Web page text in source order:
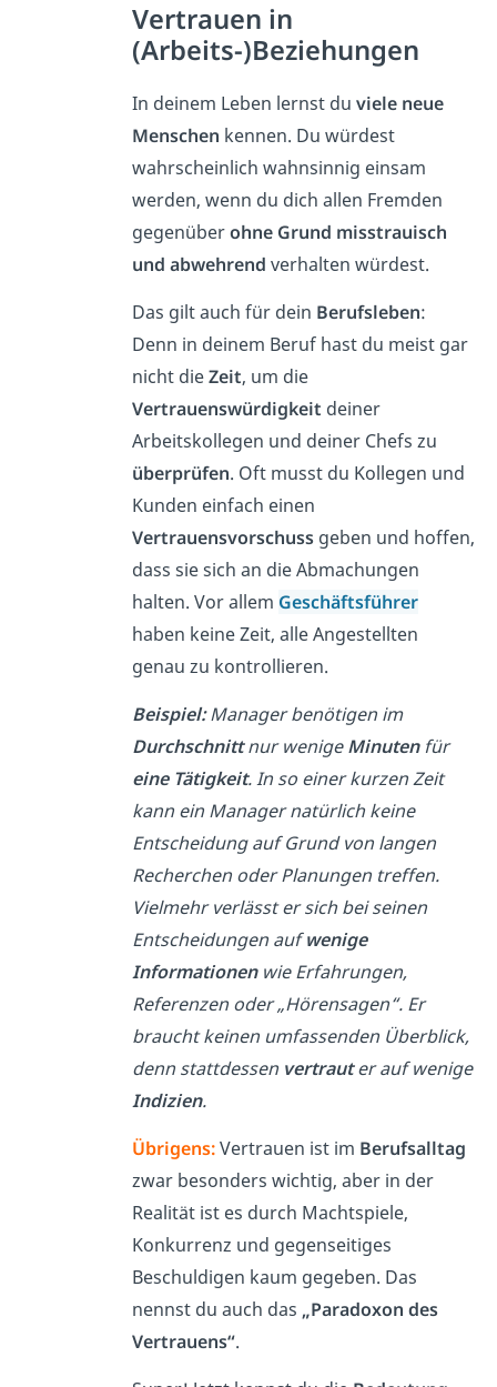
Vertrauen in
(Arbeits-)Beziehungen
In deinem Leben lernst du viele neue
Menschen kennen. Du würdest
wahrscheinlich wahnsinnig einsam
werden, wenn du dich allen Fremden
gegenüberohne Grund misstrauisch
und abwehrend verhalten würdest.
Das gilt auch für dein Berufsleben:
Denn in deinem Beruf hast du meist gar
nicht dieZeit, um die
Vertrauenswürdigkeit deiner
Arbeitskollegen und deiner Chefs zu
überprüfen. Oft musst du Kollegen und
Kunden einfach einen
Vertrauensvorschussgeben und hoffen,
dass sie sich an die Abmachungen
halten. Vor allem Geschäftsführer
haben keine Zeit, alle Angestellten
genau zu kontrollieren.
Beispiel: Manager benötigen im
Durchschnittnur wenigeMinuten für
eine Tätigkeit. In so einer kurzen Zeit
kann ein Manager natürlich keine
Entscheidung auf Grund von langen
Recherchen oder Planungen treffen.
Vielmehr verlässt er sich bei seinen
Entscheidungen aufwenige
Informationenwie Erfahrungen,
Referenzen oder „Hörensagen“. Er
braucht keinen umfassenden Überblick,
denn stattdessen vertrauter auf wenige
Indizien.
Übrigens:Vertrauen ist im Berufsalltag
zwar besonders wichtig, aber in der
Realität ist es durch Machtspiele,
Konkurrenz und gegenseitiges
Beschuldigen kaum gegeben. Das
nennst du auch das „Paradoxon des
Vertrauens“.